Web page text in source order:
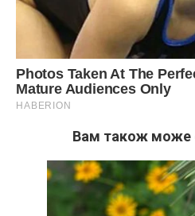
Вам також може